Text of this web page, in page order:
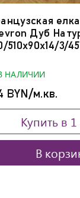
Дуб
510х90х14/3/
НАЛИЧИИ
BYN/м.кв.
Купить в
В